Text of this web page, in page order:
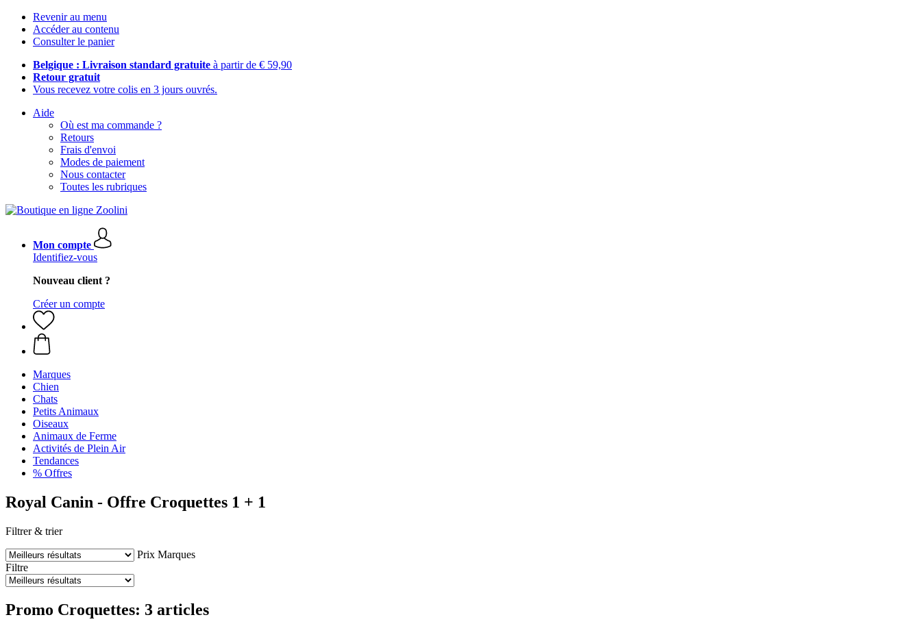
Revenir au menu
Accéder au contenu
Consulter le panier
Belgique : Livraison standard gratuite à partir de € 59,90
Retour gratuit
Vous recevez votre colis en 3 jours ouvrés.
Aide
Où est ma commande ?
Retours
Frais d'envoi
Modes de paiement
Nous contacter
Toutes les rubriques
Mon compte
Identifiez-vous
Nouveau client ?
Créer un compte
Marques
Chien
Chats
Petits Animaux
Oiseaux
Animaux de Ferme
Activités de Plein Air
Tendances
% Offres
Royal Canin - Offre Croquettes 1 + 1
Filtrer & trier
Prix Marques
Filtre
Promo Croquettes: 3 articles